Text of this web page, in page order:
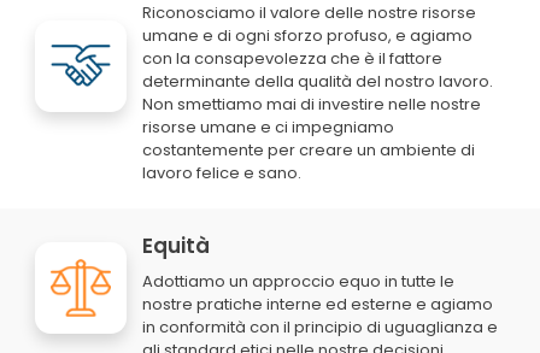
Riconosciamo il valore delle nostre risorse
umane e di ogni sforzo profuso, e agiamo
con la consapevolezza che è il fattore
determinante della qualità del nostro lavoro.
Non smettiamo mai di investire nelle nostre
risorse umane e ci impegniamo
costantemente per creare un ambiente di
lavoro felice e sano.
Equità
Adottiamo un approccio equo in tutte le
nostre pratiche interne ed esterne e agiamo
in conformità con il principio di uguaglianza e